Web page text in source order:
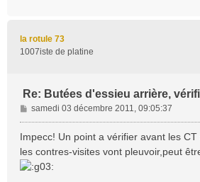
la rotule 73
1007iste de platine
Re: Butées d'essieu arrière,
M
e
s
a
g
samedi 03 décembre 2011, 09:05:37
Impecc! Un point a vérifier avant les
les contres-visites vont pleuvoir,peut